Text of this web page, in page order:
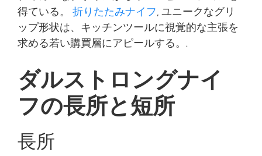
得ている。 折りたたみナイフ, ユニークなグリ
ップ形状は、キッチンツールに視覚的な主張を
求める若い購買層にアピールする。.
ダルストロングナイ
フの長所と短所
長所